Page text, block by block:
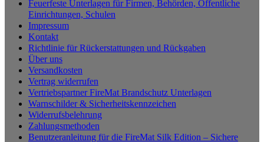
Feuerfeste Unterlagen für Firmen, Behörden, Öffentliche
Einrichtungen, Schulen
Impressum
Kontakt
Richtlinie für Rückerstattungen und Rückgaben
Über uns
Versandkosten
Vertrag widerrufen
Vertriebspartner FireMat Brandschutz Unterlagen
Warnschilder & Sicherheitskennzeichen
Widerrufsbelehrung
Zahlungsmethoden
Benutzeranleitung für die FireMat Silk Edition – Sichere